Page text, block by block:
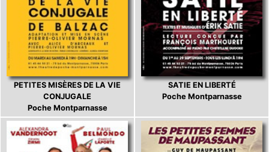
PETITES MISÈRES DE LA VIE
CONJUGALE
Poche Montparnasse
SATIE EN LIBERTÉ
Poche Montparnasse